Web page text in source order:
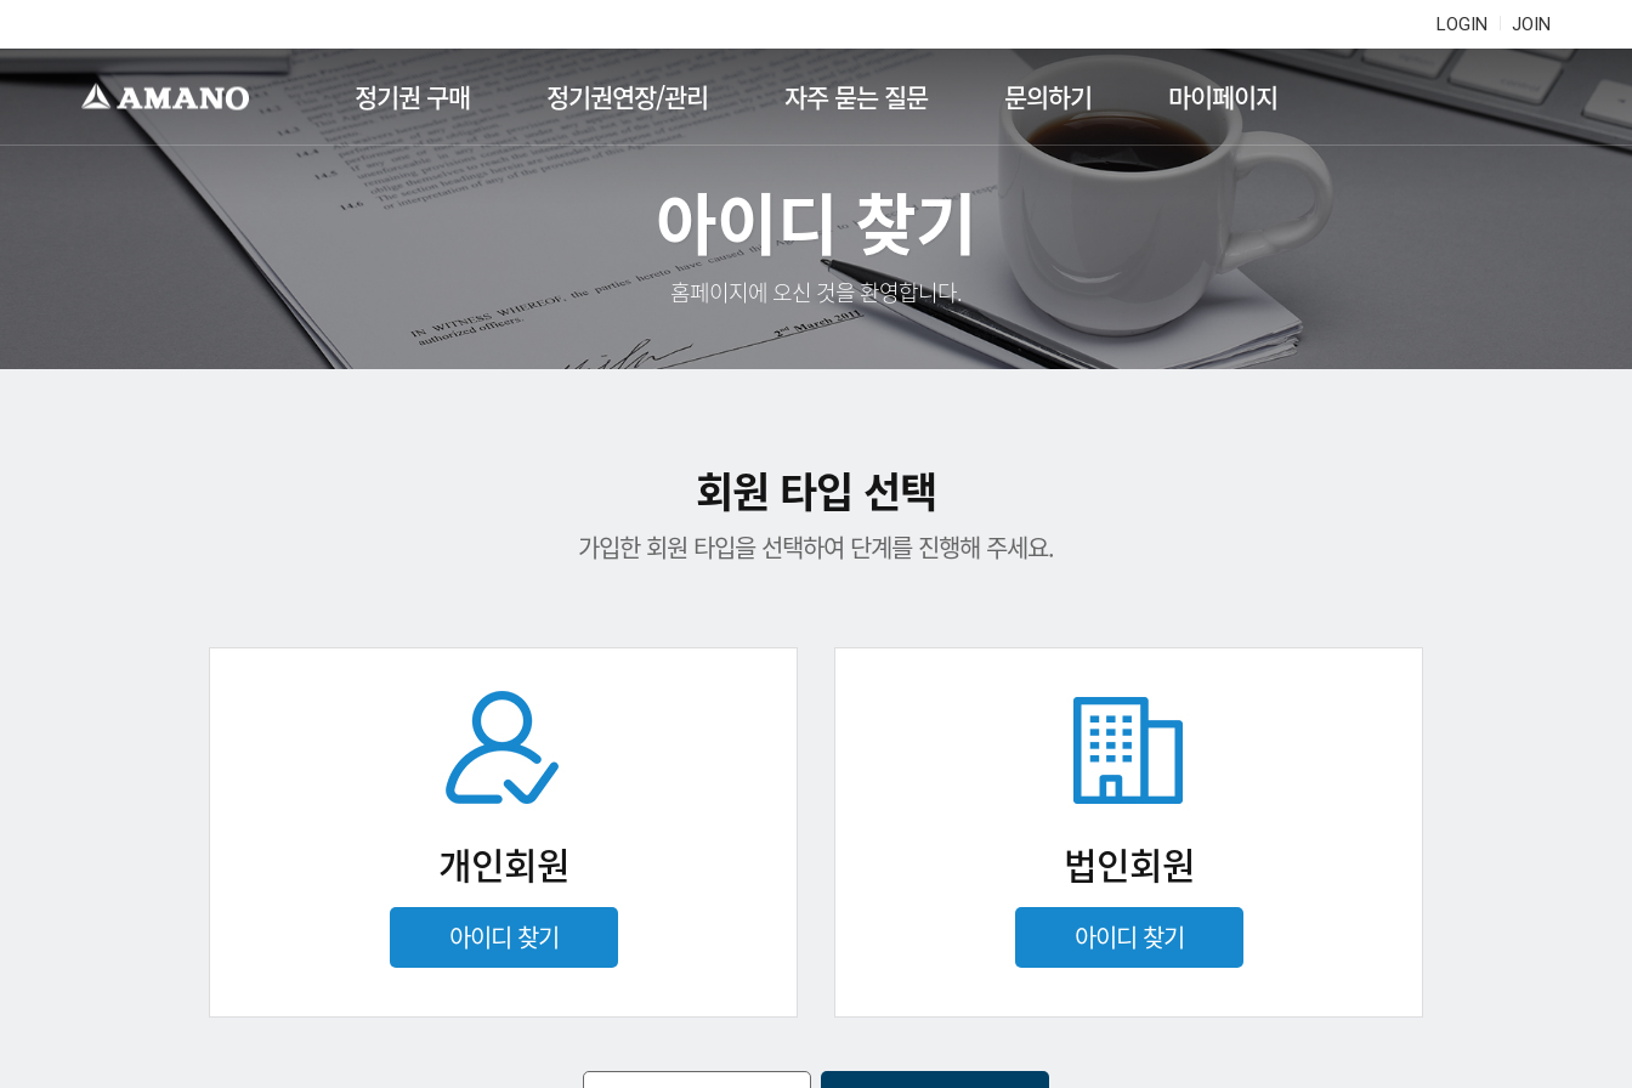
LOGIN JOIN
정기권 구매 정기권연장/관리 자주 묻는 질문 문의하기 마이페이지
아이디 찾기
홈페이지에 오신 것을 환영합니다.
회원 타입 선택
가입한 회원 타입을 선택하여 단계를 진행해 주세요.
개인회원
아이디 찾기
법인회원
아이디 찾기